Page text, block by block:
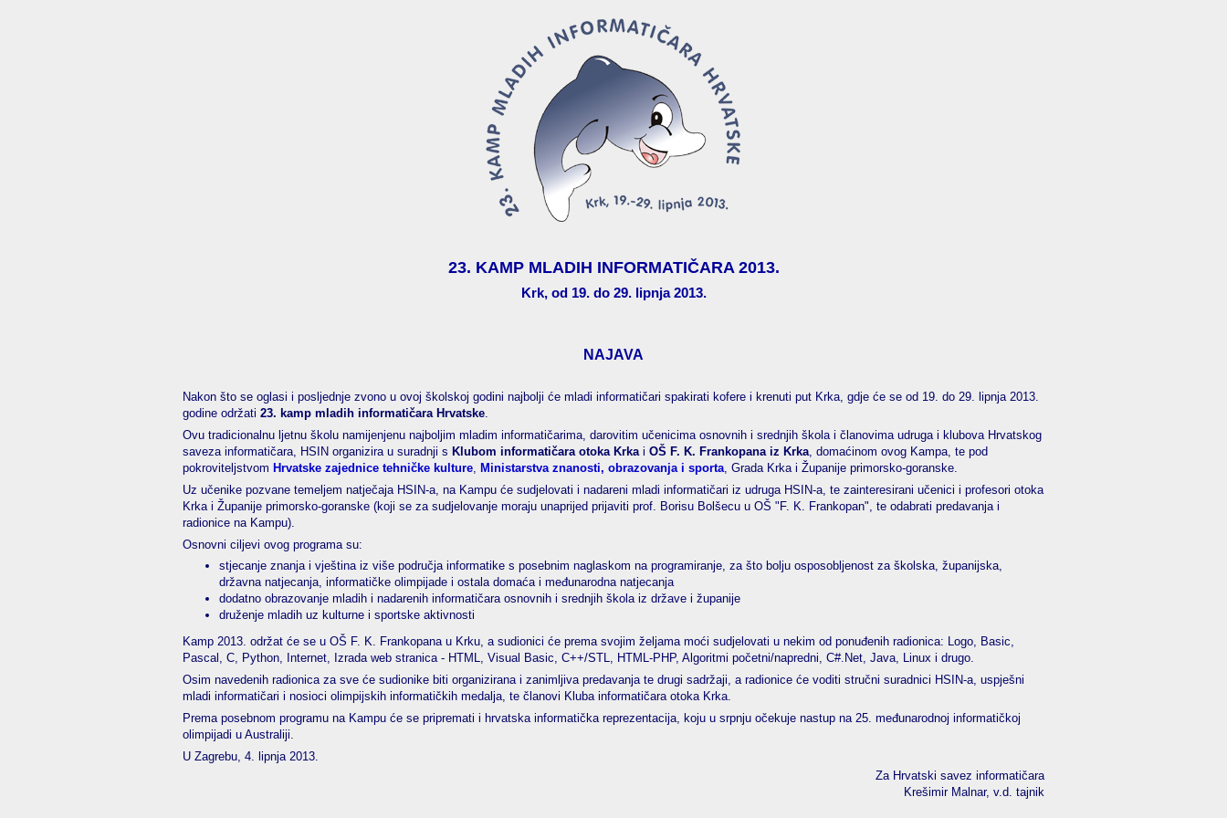
23. KAMP MLADIH INFORMATIČARA 2013.
Krk, od 19. do 29. lipnja 2013.
NAJAVA
Nakon što se oglasi i posljednje zvono u ovoj školskoj godini najbolji će mladi informatičari spakirati kofere i krenuti put Krka, gdje će se od 19. do 29. lipnja 2013.
godine održati 23. kamp mladih informatičara Hrvatske.
Ovu tradicionalnu ljetnu školu namijenjenu najboljim mladim informatičarima, darovitim učenicima osnovnih i srednjih škola i članovima udruga i klubova Hrvatskog
saveza informatičara, HSIN organizira u suradnji s Klubom informatičara otoka Krkai OŠ F. K. Frankopana iz Krka, domaćinom ovog Kampa, te pod
pokroviteljstvom Hrvatske zajednice tehničke kulture, Ministarstva znanosti, obrazovanja i sporta, Grada Krka i Županije primorsko-goranske.
Uz učenike pozvane temeljem natječaja HSIN-a, na Kampu će sudjelovati i nadareni mladi informatičari iz udruga HSIN-a, te zainteresirani učenici i profesori otoka
Krka i Županije primorsko-goranske (koji se za sudjelovanje moraju unaprijed prijaviti prof. Borisu Bolšecu u OŠ "F. K. Frankopan", te odabrati predavanja i
radionice na Kampu).
Osnovni ciljevi ovog programa su:
stjecanje znanja i vještina iz više područja informatike s posebnim naglaskom na programiranje, za što bolju osposobljenost za školska, županijska,
državna natjecanja, informatičke olimpijade i ostala domaća i međunarodna natjecanja
dodatno obrazovanje mladih i nadarenih informatičara osnovnih i srednjih škola iz države i županije
druženje mladih uz kulturne i sportske aktivnosti
Kamp 2013. održat će se u OŠ F. K. Frankopana u Krku, a sudionici će prema svojim željama moći sudjelovati u nekim od ponuđenih radionica: Logo, Basic,
Pascal, C, Python, Internet, Izrada web stranica - HTML, Visual Basic, C++/STL, HTML-PHP, Algoritmi početni/napredni, C#.Net, Java, Linux i drugo.
Osim navedenih radionica za sve će sudionike biti organizirana i zanimljiva predavanja te drugi sadržaji, a radionice će voditi stručni suradnici HSIN-a, uspješni
mladi informatičari i nosioci olimpijskih informatičkih medalja, te članovi Kluba informatičara otoka Krka.
Prema posebnom programu na Kampu će se pripremati i hrvatska informatička reprezentacija, koju u srpnju očekuje nastup na 25. međunarodnoj informatičkoj
olimpijadi u Australiji.
U Zagrebu, 4. lipnja 2013.
Za Hrvatski savez informatičara
Krešimir Malnar, v.d. tajnik